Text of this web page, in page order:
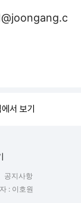
서 보기
공지사항
: 이호원